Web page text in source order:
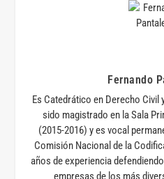
Fernando
Es Catedrático en Derecho Civil
sido magistrado en la Sala
(2015-2016) y es vocal
Comisión Nacional de la
años de experiencia
empresas de los más